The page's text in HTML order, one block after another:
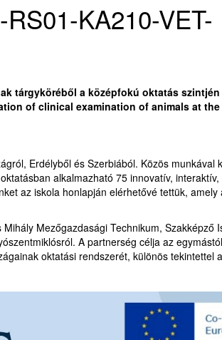
KA210-VET-
tárgyköréből a középfokú oktatás szintjén
of clinical examination of animals at
Erdélyből és Szerbiából. Közös munkával
alkalmazható 75 innovatív,
az iskola honlapján elérhetővé tettük, amely
Mezőgazdasági Technikum, Szakképző
A partnerség célja az
oktatási rendszerét, különös tekintettel